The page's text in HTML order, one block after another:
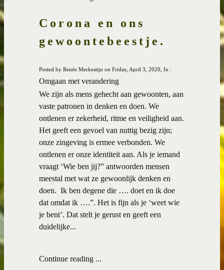
Corona en ons
gewoontebeestje.
Posted by Renée Merkestijn on Friday, April 3, 2020, In :
Omgaan met verandering
We zijn als mens gehecht aan gewoonten, aan
vaste patronen in denken en doen. We
ontlenen er zekerheid, ritme en veiligheid aan.
Het geeft een gevoel van nuttig bezig zijn;
onze zingeving is ermee verbonden. We
ontlenen er onze identiteit aan. Als je iemand
vraagt ‘Wie ben jij?” antwoorden mensen
meestal met wat ze gewoonlijk denken en
doen. Ik ben degene die …. doet en ik doe
dat omdat ik ….”. Het is fijn als je ‘weet wie
je bent’. Dat stelt je gerust en geeft een
duidelijke...
Continue reading ...